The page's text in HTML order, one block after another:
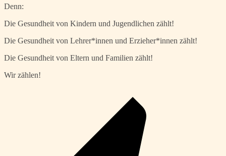
Denn:
Die Gesundheit von Kindern und Jugendlichen zählt!
Die Gesundheit von Lehrer*innen und Erzieher*innen zählt!
Die Gesundheit von Eltern und Familien zählt!
Wir zählen!